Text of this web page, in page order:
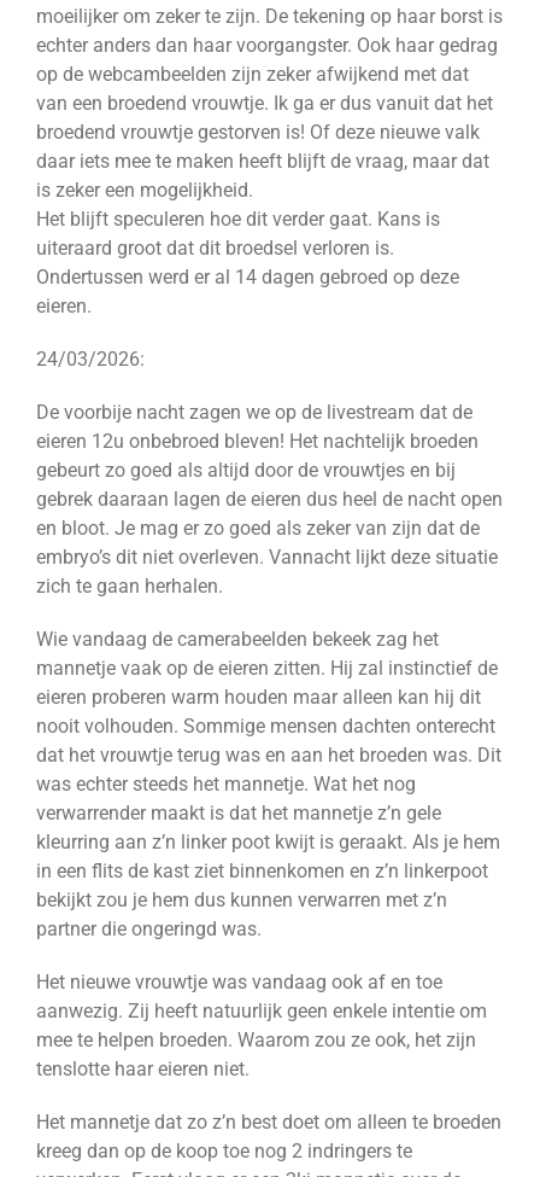
moeilijker om zeker te zijn. De tekening op haar borst is
echter anders dan haar voorgangster. Ook haar gedrag
op de webcambeelden zijn zeker afwijkend met dat
van een broedend vrouwtje. Ik ga er dus vanuit dat het
broedend vrouwtje gestorven is! Of deze nieuwe valk
daar iets mee te maken heeft blijft de vraag, maar dat
is zeker een mogelijkheid.
Het blijft speculeren hoe dit verder gaat. Kans is
uiteraard groot dat dit broedsel verloren is.
Ondertussen werd er al 14 dagen gebroed op deze
eieren.
24/03/2026:
De voorbije nacht zagen we op de livestream dat de
eieren 12u onbebroed bleven! Het nachtelijk broeden
gebeurt zo goed als altijd door de vrouwtjes en bij
gebrek daaraan lagen de eieren dus heel de nacht open
en bloot. Je mag er zo goed als zeker van zijn dat de
embryo’s dit niet overleven. Vannacht lijkt deze situatie
zich te gaan herhalen.
Wie vandaag de camerabeelden bekeek zag het
mannetje vaak op de eieren zitten. Hij zal instinctief de
eieren proberen warm houden maar alleen kan hij dit
nooit volhouden. Sommige mensen dachten onterecht
dat het vrouwtje terug was en aan het broeden was. Dit
was echter steeds het mannetje. Wat het nog
verwarrender maakt is dat het mannetje z’n gele
kleurring aan z’n linker poot kwijt is geraakt. Als je hem
in een flits de kast ziet binnenkomen en z’n linkerpoot
bekijkt zou je hem dus kunnen verwarren met z’n
partner die ongeringd was.
Het nieuwe vrouwtje was vandaag ook af en toe
aanwezig. Zij heeft natuurlijk geen enkele intentie om
mee te helpen broeden. Waarom zou ze ook, het zijn
tenslotte haar eieren niet.
Het mannetje dat zo z’n best doet om alleen te broeden
kreeg dan op de koop toe nog 2 indringers te